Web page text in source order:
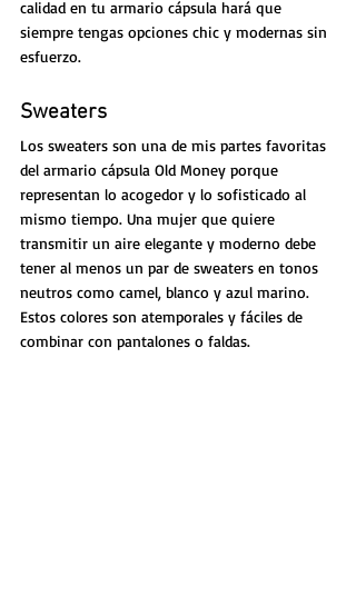
calidad en tu armario cápsula hará que
siempre tengas opciones chic y modernas sin
esfuerzo.
Sweaters
Los sweaters son una de mis partes favoritas
del armario cápsula Old Money porque
representan lo acogedor y lo sofisticado al
mismo tiempo. Una mujer que quiere
transmitir un aire elegante y moderno debe
tener al menos un par de sweaters en tonos
neutros como camel, blanco y azul marino.
Estos colores son atemporales y fáciles de
combinar con pantalones o faldas.